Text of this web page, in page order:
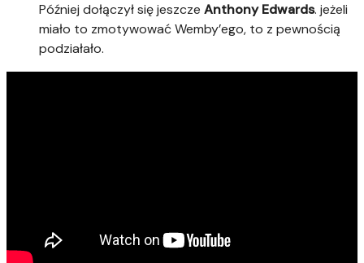
Później dołączył się jeszcze Anthony Edwards. jeżeli
miało to zmotywować Wemby’ego, to z pewnością
podziałało.